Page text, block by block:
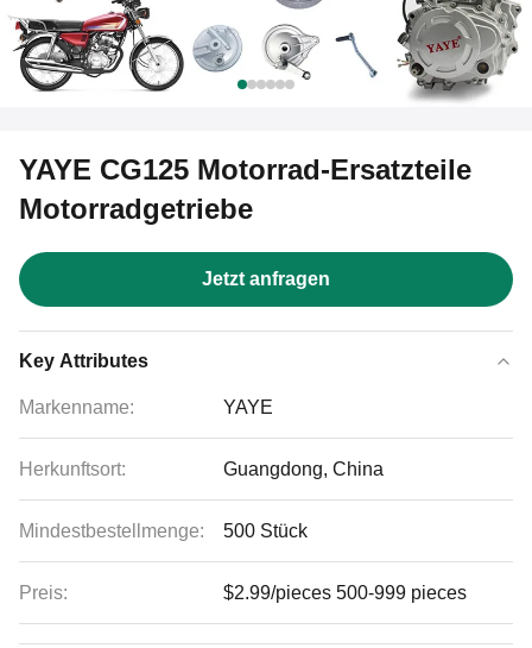
YAYE CG125 Motorrad-Ersatzteile
Motorradgetriebe
Jetzt anfragen
Key Attributes
Markenname: YAYE
Herkunftsort: Guangdong, China
Mindestbestellmenge: 500 Stück
Preis: $2.99/pieces 500-999 pieces